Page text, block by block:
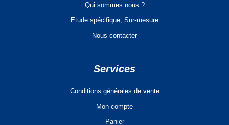
Qui sommes nous ?
Etude spécifique, Sur-mesure
Nous contacter
Services
Conditions générales de vente
Mon compte
Panier